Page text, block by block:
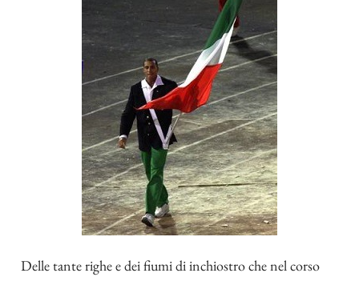
Delle tante righe e dei fiumi di inchiostro che nel corso